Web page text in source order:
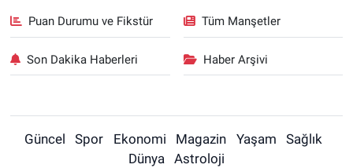
Puan Durumu ve Fikstür Tüm Manşetler
Son Dakika Haberleri Haber Arşivi
Güncel Spor Ekonomi Magazin Yaşam
Sağlık
Dünya
Astroloji